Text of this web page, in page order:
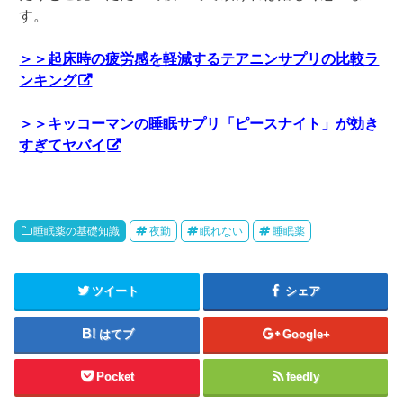
す。
＞＞起床時の疲労感を軽減するテアニンサプリの比較ラ
ンキング
＞＞キッコーマンの睡眠サプリ「ピースナイト」が効き
すぎてヤバイ
睡眠薬の基礎知識 夜勤 眠れない 睡眠薬
ツイート シェア
はてブ Google+
Pocket feedly